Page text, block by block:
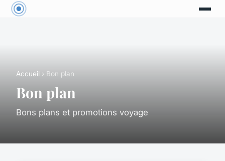
Accueil › Bon plan
Bon plan
Bons plans et promotions voyage